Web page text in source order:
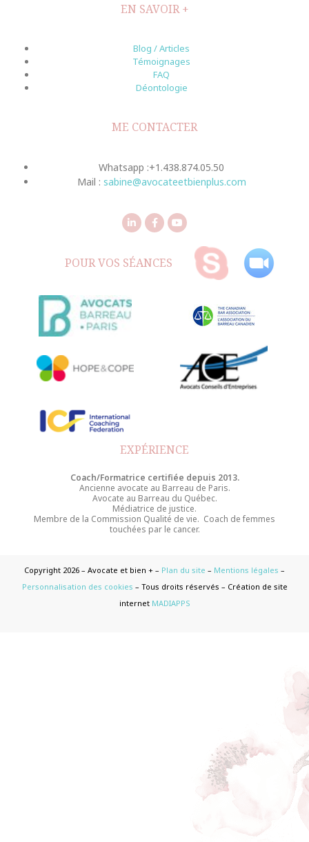
EN SAVOIR +
Blog / Articles
Témoignages
FAQ
Déontologie
ME CONTACTER
Whatsapp :+1.438.874.05.50
Mail : sabine@avocateetbienplus.com
POUR VOS SÉANCES
EXPÉRIENCE
Coach/Formatrice certifiée depuis 2013.
Ancienne avocate au Barreau de Paris.
Avocate au Barreau du Québec.
Médiatrice de justice.
Membre de la Commission Qualité de vie. Coach de femmes
touchées par le cancer.
Copyright 2026 – Avocate et bien + – Plan du site – Mentions légales –
Personnalisation des cookies – Tous droits réservés – Création de site
internet MADIAPPS